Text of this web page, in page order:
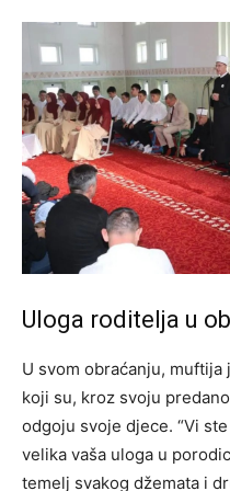
Uloga roditelja u
U svom obraćanju,
koji su, kroz svoju
odgoju svoje djece. “Vi
velika vaša uloga u
temelj svakog džemata i